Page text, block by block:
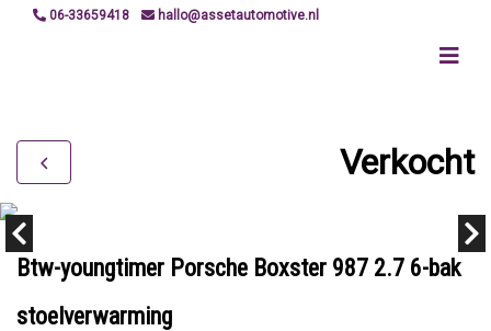
06-33659418 hallo@assetautomotive.nl
Verkocht
Btw-youngtimer Porsche Boxster 987 2.7 6-bak
stoelverwarming